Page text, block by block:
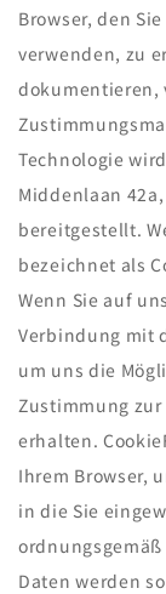
Browser, den
verwenden, zu
dokumentieren,
Technologie
Middenlaan
bereitgestellt.
bezeichnet als
Wenn Sie auf
Verbindung mit
um uns die
Zustimmung
erhalten.
Ihrem Browser,
in die Sie
Daten werden